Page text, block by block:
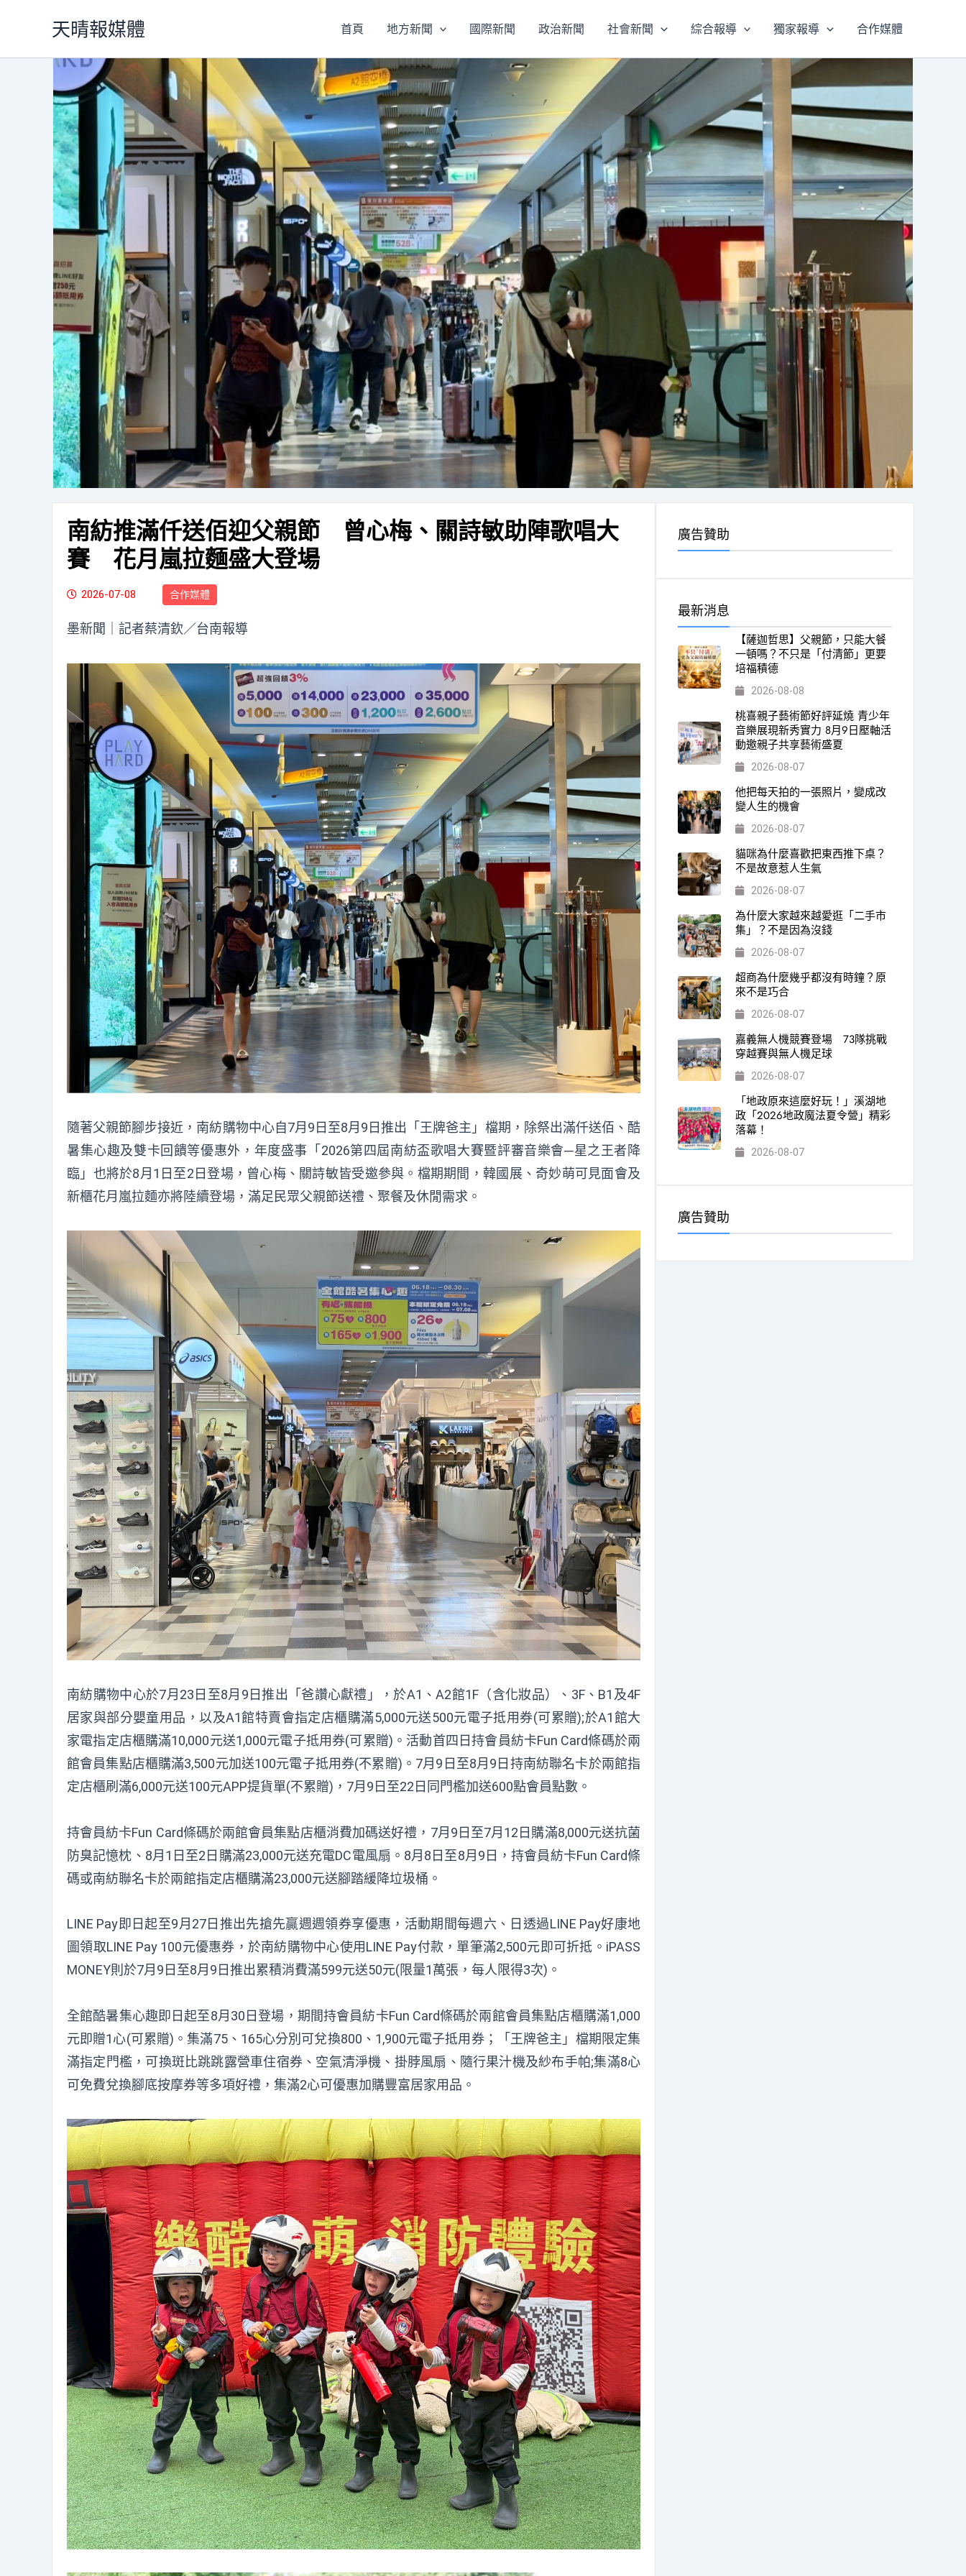
天晴報媒體 首頁 地方新聞 國際新聞 政治新聞 社會新聞 綜合報導 獨家報導 合作媒體
南紡推滿仟送佰迎父親節 曾心梅、關詩敏助陣歌唱大
賽 花月嵐拉麵盛大登場
2026-07-08 合作媒體
墨新聞 ｜記者蔡清欽／台南報導
隨著父親節腳步接近，南紡購物中心自7月9日至8月9日推出「王牌爸主」檔期，除祭出滿仟送佰、酷
暑集心趣及雙卡回饋等優惠外，年度盛事「2026第四屆南紡盃歌唱大賽暨評審音樂會─星之王者降
臨」也將於8月1日至2日登場，曾心梅、關詩敏皆受邀參與。檔期期間，韓國展、奇妙萌可見面會及
新櫃花月嵐拉麵亦將陸續登場，滿足民眾父親節送禮、聚餐及休閒需求。
南紡購物中心於7月23日至8月9日推出「爸讚心獻禮」，於A1、A2館1F（含化妝品）、3F、B1及4F
居家與部分嬰童用品，以及A1館特賣會指定店櫃購滿5,000元送500元電子抵用券(可累贈);於A1館大
家電指定店櫃購滿10,000元送1,000元電子抵用券(可累贈)。活動首四日持會員紡卡Fun Card條碼於兩
館會員集點店櫃購滿3,500元加送100元電子抵用券(不累贈)。7月9日至8月9日持南紡聯名卡於兩館指
定店櫃刷滿6,000元送100元APP提貨單(不累贈)，7月9日至22日同門檻加送600點會員點數。
持會員紡卡Fun Card條碼於兩館會員集點店櫃消費加碼送好禮，7月9日至7月12日購滿8,000元送抗菌
防臭記憶枕、8月1日至2日購滿23,000元送充電DC電風扇。8月8日至8月9日，持會員紡卡Fun Card條
碼或南紡聯名卡於兩館指定店櫃購滿23,000元送腳踏緩降垃圾桶。
LINE Pay即日起至9月27日推出先搶先贏週週領券享優惠，活動期間每週六、日透過LINE Pay好康地
圖領取LINE Pay 100元優惠券，於南紡購物中心使用LINE Pay付款，單筆滿2,500元即可折抵。iPASS
MONEY則於7月9日至8月9日推出累積消費滿599元送50元(限量1萬張，每人限得3次)。
全館酷暑集心趣即日起至8月30日登場，期間持會員紡卡Fun Card條碼於兩館會員集點店櫃購滿1,000
元即贈1心(可累贈)。集滿75、165心分別可兌換800、1,900元電子抵用券；「王牌爸主」檔期限定集
滿指定門檻，可換斑比跳跳露營車住宿券、空氣清淨機、掛脖風扇、隨行果汁機及紗布手帕;集滿8心
可免費兌換腳底按摩券等多項好禮，集滿2心可優惠加購豐富居家用品。
廣告贊助
最新消息
【薩迦哲思】父親節，只能大餐
一頓嗎？不只是「付清節」更要
培福積德
2026-08-08
桃喜親子藝術節好評延燒 青少年
音樂展現新秀實力 8月9日壓軸活
動邀親子共享藝術盛夏
2026-08-07
他把每天拍的一張照片，變成改
變人生的機會
2026-08-07
貓咪為什麼喜歡把東西推下桌？
不是故意惹人生氣
2026-08-07
為什麼大家越來越愛逛「二手市
集」？不是因為沒錢
2026-08-07
超商為什麼幾乎都沒有時鐘？原
來不是巧合
2026-08-07
嘉義無人機競賽登場 73隊挑戰
穿越賽與無人機足球
2026-08-07
「地政原來這麼好玩！」溪湖地
政「2026地政魔法夏令營」精彩
落幕！
2026-08-07
廣告贊助